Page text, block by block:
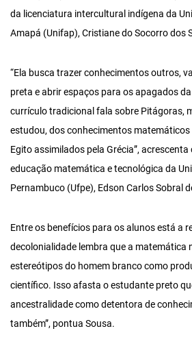
da licenciatura intercultural indígena da
Amapá (Unifap), Cristiane do Socorro dos
“Ela busca trazer conhecimentos outros,
preta e abrir espaços para os apagados
currículo tradicional fala sobre Pitágoras,
estudou, dos conhecimentos
Egito assimilados pela Grécia”, acrescenta
educação matemática e tecnológica da
Pernambuco (Ufpe), Edson Carlos Sobral
Entre os benefícios para os alunos está a
decolonialidade lembra que a matemática
estereótipos do homem branco como
científico. Isso afasta o estudante preto
ancestralidade como detentora de
também”, pontua Sousa.